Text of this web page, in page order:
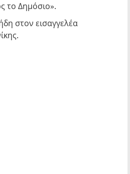
το Δημόσιο».
στον εισαγγελέα